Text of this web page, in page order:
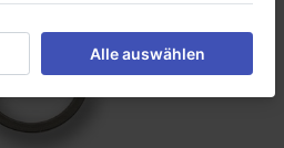
Alle auswählen